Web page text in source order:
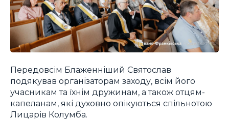
Передовсім Блаженніший Святослав
подякував організаторам заходу, всім його
учасникам та їхнім дружинам, а також отцям-
капеланам, які духовно опікуються спільнотою
Лицарів Колумба.